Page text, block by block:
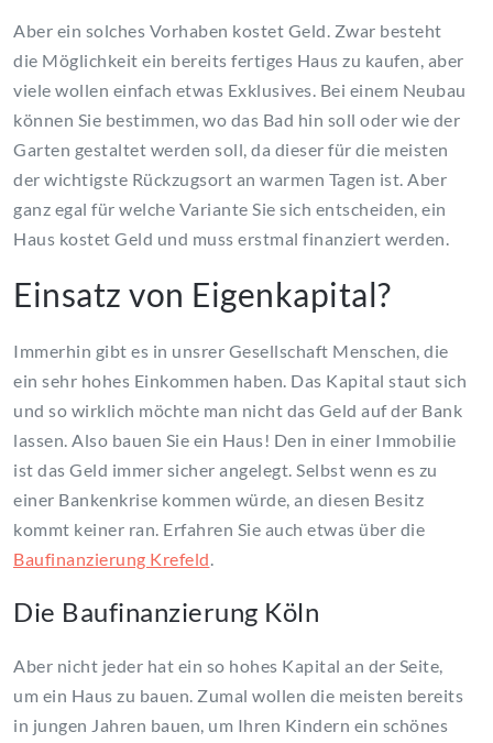
Aber ein solches Vorhaben kostet Geld. Zwar besteht
die Möglichkeit ein bereits fertiges Haus zu kaufen, aber
viele wollen einfach etwas Exklusives. Bei einem Neubau
können Sie bestimmen, wo das Bad hin soll oder wie der
Garten gestaltet werden soll, da dieser für die meisten
der wichtigste Rückzugsort an warmen Tagen ist. Aber
ganz egal für welche Variante Sie sich entscheiden, ein
Haus kostet Geld und muss erstmal finanziert werden.
Einsatz von Eigenkapital?
Immerhin gibt es in unsrer Gesellschaft Menschen, die
ein sehr hohes Einkommen haben. Das Kapital staut sich
und so wirklich möchte man nicht das Geld auf der Bank
lassen. Also bauen Sie ein Haus! Den in einer Immobilie
ist das Geld immer sicher angelegt. Selbst wenn es zu
einer Bankenkrise kommen würde, an diesen Besitz
kommt keiner ran. Erfahren Sie auch etwas über die
Baufinanzierung Krefeld.
Die Baufinanzierung Köln
Aber nicht jeder hat ein so hohes Kapital an der Seite,
um ein Haus zu bauen. Zumal wollen die meisten bereits
in jungen Jahren bauen, um Ihren Kindern ein schönes